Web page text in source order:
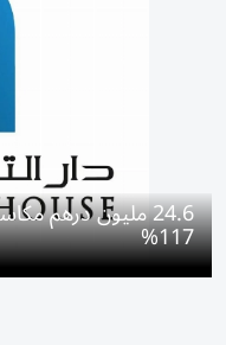
24.6 مليون درهم
117%